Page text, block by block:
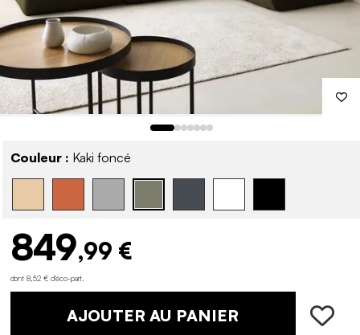
Couleur : Kaki foncé
849,99 €
dont 8,52 € d'éco-part
AJOUTER AU PANIER